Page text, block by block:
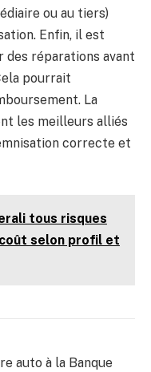
ou au tiers)
Enfin, il est
des réparations avant
pourrait
La
les meilleurs alliés
correcte et
tous risques
selon profil et
auto à la Banque